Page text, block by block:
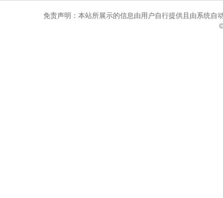
免责声明：本站所展示的信息由用户自行提供且由系统